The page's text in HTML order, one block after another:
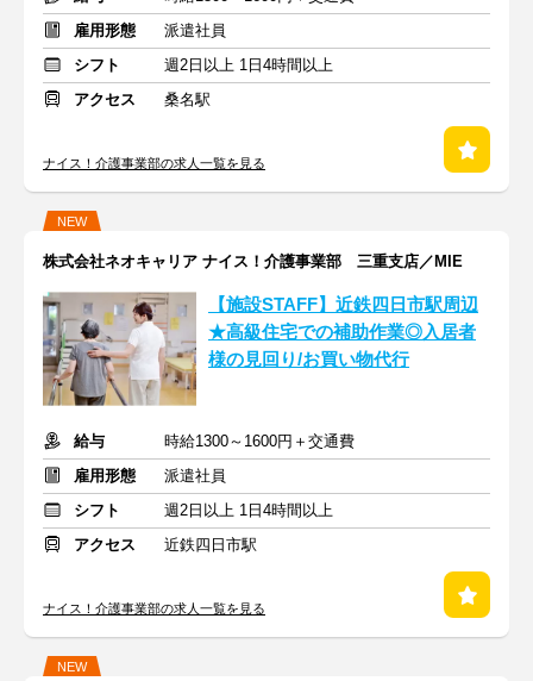
雇用形態
派遣社員
シフト
週2日以上 1日4時間以上
アクセス
桑名駅
ナイス！介護事業部の求人一覧を見る
NEW
株式会社ネオキャリア ナイス！介護事業部 三重支店／MIE
【施設STAFF】近鉄四日市駅周辺
★高級住宅での補助作業◎入居者
様の見回り/お買い物代行
給与
時給1300～1600円＋交通費
雇用形態
派遣社員
シフト
週2日以上 1日4時間以上
アクセス
近鉄四日市駅
ナイス！介護事業部の求人一覧を見る
NEW